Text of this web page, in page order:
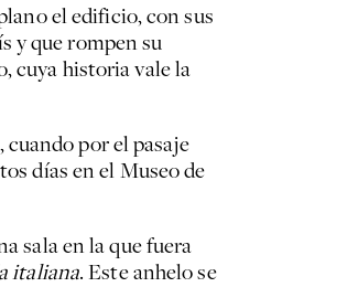
el edificio, con sus
y que rompen su
cuya historia vale la
por el pasaje
días en el Museo de
sala en la que fuera
italiana. Este anhelo se